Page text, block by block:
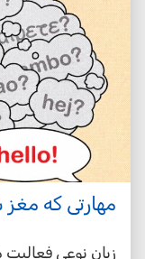
مهارتی که مغز
زبان نوعی